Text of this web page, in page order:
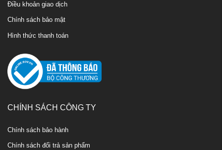
Điều khoản giao dịch
Chính sách bảo mật
Hình thức thanh toán
CHÍNH SÁCH CÔNG TY
Chính sách bảo hành
Chính sách đổi trả sản phẩm